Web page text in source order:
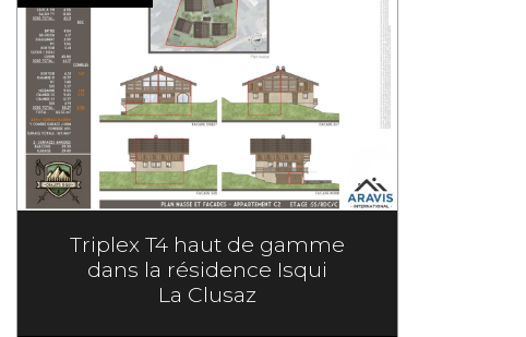
Triplex T4 haut de gamme
dans la résidence Isqui
La Clusaz